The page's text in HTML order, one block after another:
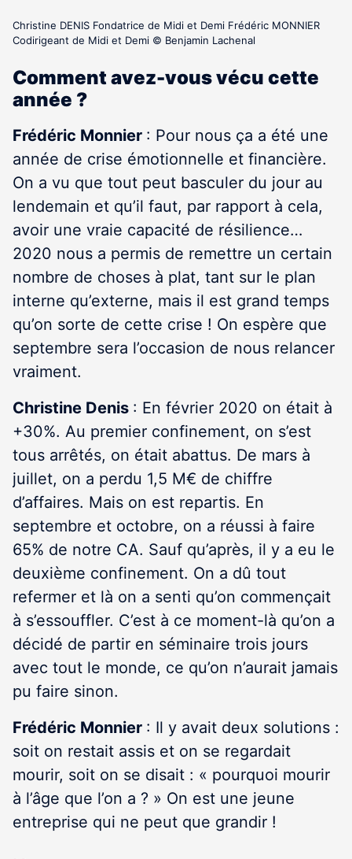
Christine DENIS Fondatrice de Midi et Demi Frédéric MONNIER
Codirigeant de Midi et Demi © Benjamin Lachenal
Comment avez-vous vécu cette
année ?
Frédéric Monnier : Pour nous ça a été une
année de crise émotionnelle et financière.
On a vu que tout peut basculer du jour au
lendemain et qu’il faut, par rapport à cela,
avoir une vraie capacité de résilience…
2020 nous a permis de remettre un certain
nombre de choses à plat, tant sur le plan
interne qu’externe, mais il est grand temps
qu’on sorte de cette crise ! On espère que
septembre sera l’occasion de nous relancer
vraiment.
Christine Denis : En février 2020 on était à
+30%. Au premier confinement, on s’est
tous arrêtés, on était abattus. De mars à
juillet, on a perdu 1,5 M€ de chiffre
d’affaires. Mais on est repartis. En
septembre et octobre, on a réussi à faire
65% de notre CA. Sauf qu’après, il y a eu le
deuxième confinement. On a dû tout
refermer et là on a senti qu’on commençait
à s’essouffler. C’est à ce moment-là qu’on a
décidé de partir en séminaire trois jours
avec tout le monde, ce qu’on n’aurait jamais
pu faire sinon.
Frédéric Monnier : Il y avait deux solutions :
soit on restait assis et on se regardait
mourir, soit on se disait : « pourquoi mourir
à l’âge que l’on a ? » On est une jeune
entreprise qui ne peut que grandir !